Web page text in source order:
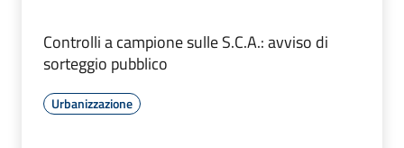
Controlli a campione sulle S.C.A.: avviso di
sorteggio pubblico
Urbanizzazione